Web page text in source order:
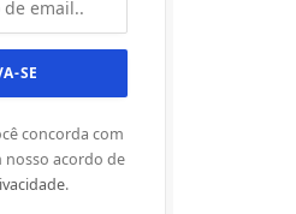
concorda com
nosso acordo de
.